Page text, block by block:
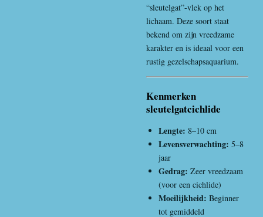
“sleutelgat”-vlek op het
lichaam. Deze soort staat
bekend om zijn vreedzame
karakter en is ideaal voor een
rustig gezelschapsaquarium.
Kenmerken
sleutelgatcichlide
Lengte: 8–10 cm
Levensverwachting: 5–8
jaar
Gedrag: Zeer vreedzaam
(voor een cichlide)
Moeilijkheid: Beginner
tot gemiddeld